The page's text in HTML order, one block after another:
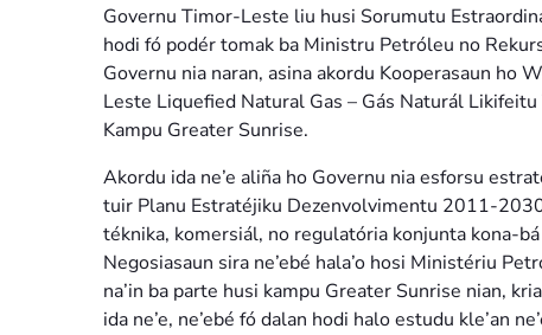
Governu Timor-Leste liu husi Sorumutu
hodi fó podér tomak ba Ministru Petróleu no
Governu nia naran, asina akordu Kooperasaun ho
Leste Liquefied Natural Gas – Gás Naturál
Kampu Greater Sunrise.
Akordu ida ne’e aliña ho Governu nia esforsu
tuir Planu Estratéjiku Dezenvolvimentu 2011-
téknika, komersiál, no regulatória konjunta kona-
Negosiasaun sira ne’ebé hala’o hosi Ministériu
na’in ba parte husi kampu Greater Sunrise nian,
ida ne’e, ne’ebé fó dalan hodi halo estudu kle’an